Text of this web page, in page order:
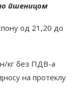
пшеницом
од 21,20 до
кг без ПДВ-а
на протеклу